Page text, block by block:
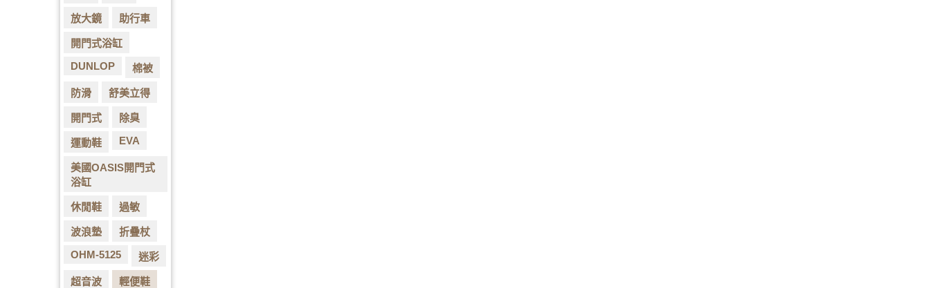
放大鏡 助行車
開門式浴缸
DUNLOP
棉被
防滑 舒美立得
開門式 除臭
運動鞋 EVA
美國OASIS開門式
浴缸
休閒鞋 過敏
波浪墊
折疊杖
OHM-5125
迷彩
超音波 輕便鞋